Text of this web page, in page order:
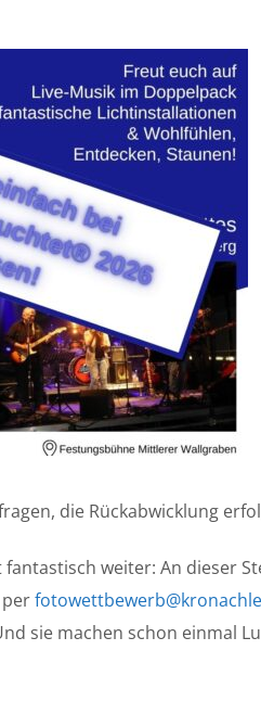
die Rückabwicklung
weiter: An dieser
sie machen schon einmal